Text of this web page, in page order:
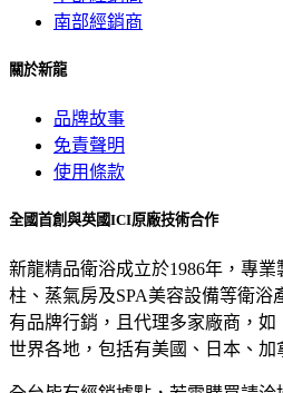
南部經銷商
關於新龍
品牌故事
免責聲明
使用條款
全國首創與英國ICI原廠技術合作
新龍精品衛浴成立於1986年，專
柱、蒸氣房及SPA美容設備等衛浴
有品牌行銷，且代理多家廠商，
世界各地，包括有美國、日本、加